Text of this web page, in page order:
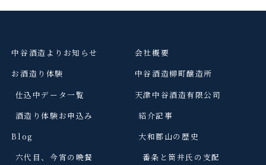
中谷酒造よりお知らせ
お酒造り体験
仕込中データ一覧
酒造り体験お申込み
Blog
六代目、今宵の晩餐
会社概要
中谷酒造柳町醸造所
天津中谷酒造有限公司
紹介記事
大和郡山の歴史
番条と筒井氏の支配